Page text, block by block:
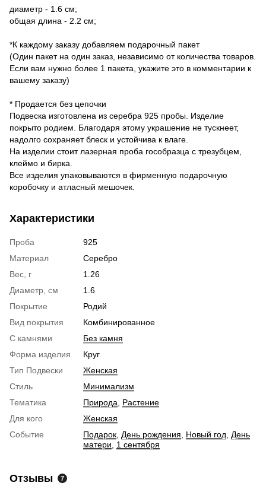
диаметр - 1.6 см;
общая длина - 2.2 см;
*К каждому заказу добавляем подарочный пакет
(Один пакет на один заказ, независимо от количества товаров.
Если вам нужно более 1 пакета, укажите это в комментарии к
вашему заказу)
* Продается без цепочки
Подвеска изготовлена ​​из серебра 925 пробы. Изделие
покрыто родием. Благодаря этому украшение не тускнеет,
надолго сохраняет блеск и устойчива к влаге.
На изделии стоит лазерная проба гособразца с трезубцем,
клеймо и бирка.
Все изделия упаковываются в фирменную подарочную
коробочку и атласный мешочек.
Характеристики
Проба
925
Материал
Серебро
Вес, г
1.26
Диаметр, см
1.6
Покрытие
Родий
Вид покрытия
Комбинированное
С камнями
Без камня
Форма изделия
Круг
Тип Подвески
Женская
Стиль
Минимализм
Тематика
Природа
Растение
Для кого
Женская
Событие
Подарок День рождения Новый год
День
матери
1 сентября
Отзывы 7